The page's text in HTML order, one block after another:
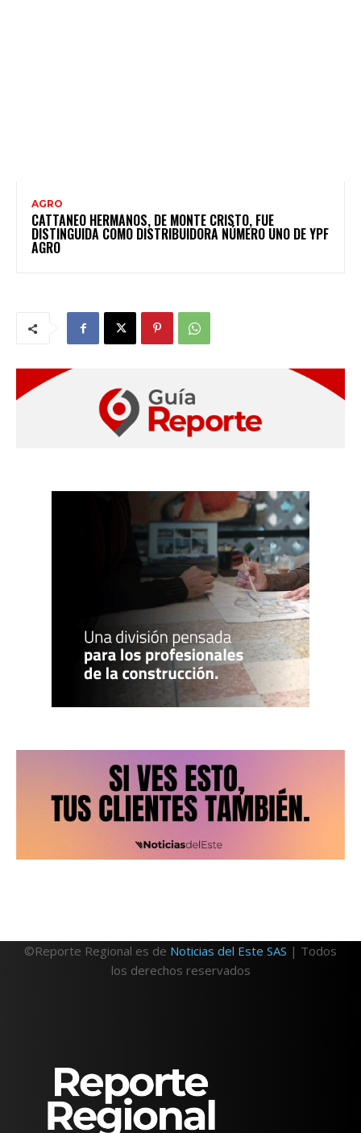
AGRO
CATTANEO HERMANOS, DE MONTE CRISTO, FUE
DISTINGUIDA COMO DISTRIBUIDORA NÚMERO UNO DE YPF
AGRO
©Reporte Regional es de Noticias del Este SAS | Todos
los derechos reservados